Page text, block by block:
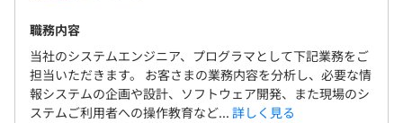
職務内容
当社のシステムエンジニア、プログラマとして下記業務をご
担当いただきます。 お客さまの業務内容を分析し、必要な情
報システムの企画や設計、ソフトウェア開発、また現場のシ
ステムご利用者への操作教育など... 詳しく見る